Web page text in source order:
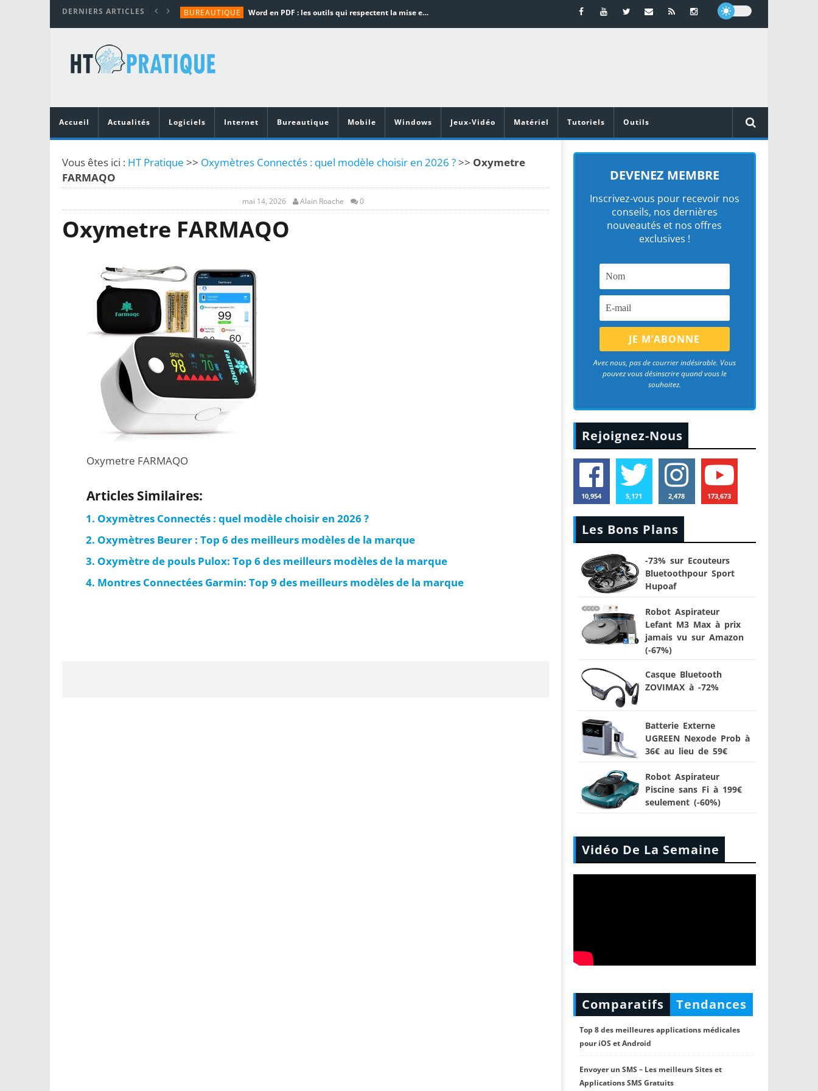
DERNIERS ARTICLES BUREAUTIQUE Word en PDF : les outils qui respectent la mise en page
TUTORIALS
MATÉRIEL
Vidéoprojecteurs Asus : Top 6 des meilleurs modèles de la marque
Accueil
Actualités Logiciels Internet Bureautique Mobile Windows Jeux-Vidéo Matériel Tutoriels Outils
Vous êtes ici : HT Pratique >> Oxymètres Connectés : quel modèle choisir en 2026 ?>> Oxymetre
FARMAQO
mai 14, 2026 Alain Roache 0
Oxymetre FARMAQO
Oxymetre FARMAQO
Articles Similaires:
Oxymètres Connectés : quel modèle choisir en 2026 ?
Oxymètres Beurer : Top 6 des meilleurs modèles de la marque
Oxymètre de pouls Pulox: Top 6 des meilleurs modèles de la marque
Montres Connectées Garmin: Top 9 des meilleurs modèles de la marque
DEVENEZ MEMBRE
Inscrivez-vous pour recevoir nos
conseils, nos dernières
nouveautés et nos offres
exclusives !
Avec nous, pas de courrier indésirable. Vous
pouvez vous désinscrire quand vous le
souhaitez.
Rejoignez-Nous
10,954 5,171 2,478 173,673
Les Bons Plans
-73% sur Ecouteurs
Bluetoothpour Sport
Hupoaf
Robot Aspirateur
Lefant M3 Max à prix
jamais vu sur Amazon
(-67%)
Casque Bluetooth
ZOVIMAX à -72%
Batterie Externe
UGREEN Nexode Prob à
36€ au lieu de 59€
Robot Aspirateur
Piscine sans Fi à 199€
seulement (-60%)
Vidéo De La Semaine
Comparatifs Tendances
Top 8 des meilleures applications médicales
pour iOS et Android
Envoyer un SMS – Les meilleurs Sites et
Applications SMS Gratuits